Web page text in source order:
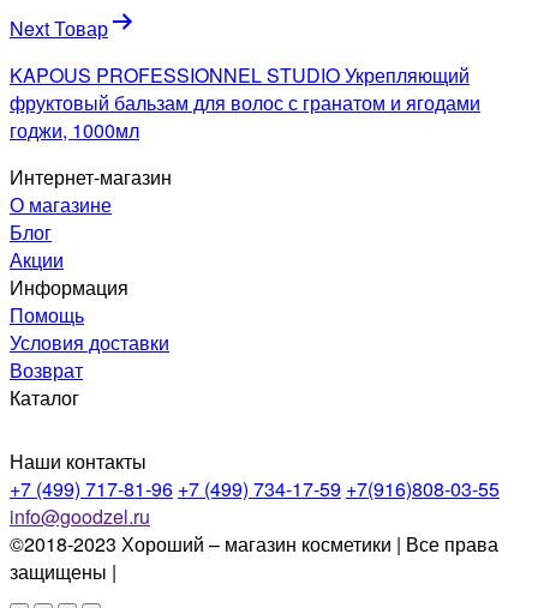
Next Товар
KAPOUS PROFESSIONNEL STUDIO Укрепляющий
фруктовый бальзам для волос с гранатом и ягодами
годжи, 1000мл
Интернет-магазин
О магазине
Блог
Акции
Информация
Помощь
Условия доставки
Возврат
Каталог
Наши контакты
+7 (499) 717-81-96 +7 (499) 734-17-59 +7(916)808-03-55
info@goodzel.ru
©2018-2023 Хороший – магазин косметики | Все права
защищены |